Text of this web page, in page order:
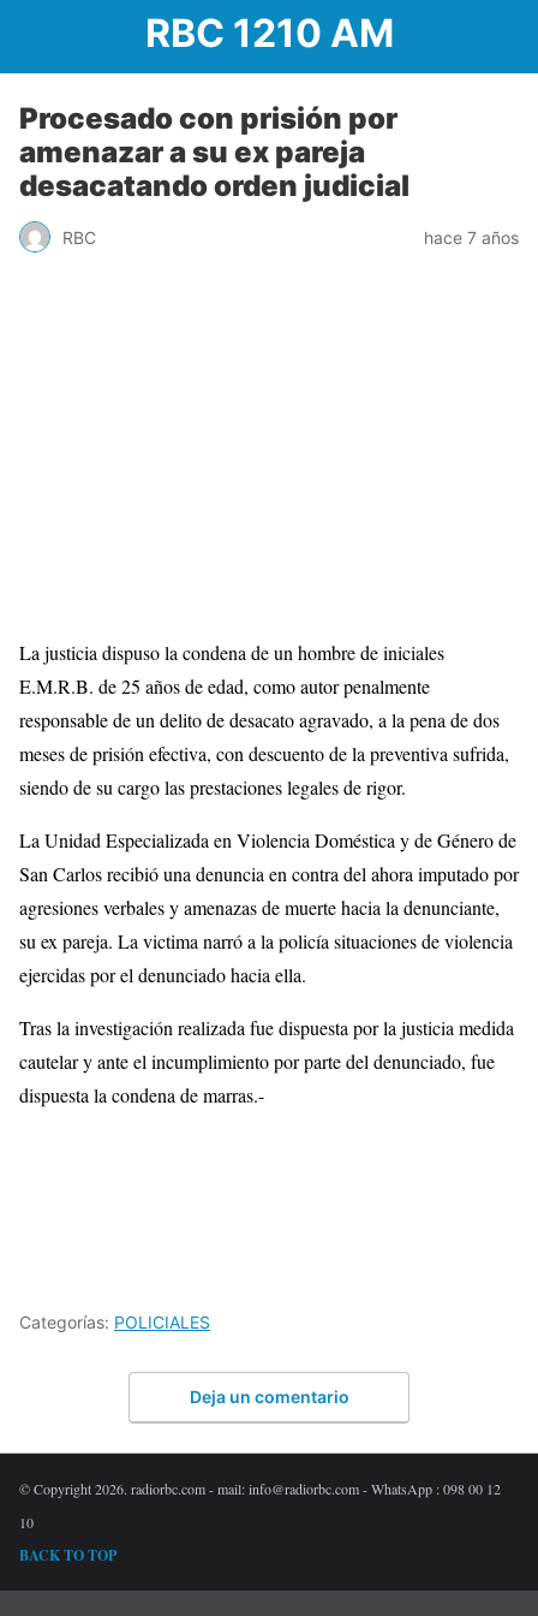
RBC 1210 AM
Procesado con prisión por
amenazar a su ex pareja
desacatando orden judicial
RBC hace 7 años
La justicia dispuso la condena de un hombre de iniciales
E.M.R.B. de 25 años de edad, como autor penalmente
responsable de un delito de desacato agravado, a la pena de dos
meses de prisión efectiva, con descuento de la preventiva sufrida,
siendo de su cargo las prestaciones legales de rigor.
La Unidad Especializada en Violencia Doméstica y de Género de
San Carlos recibió una denuncia en contra del ahora imputado por
agresiones verbales y amenazas de muerte hacia la denunciante,
su ex pareja. La victima narró a la policía situaciones de violencia
ejercidas por el denunciado hacia ella.
Tras la investigación realizada fue dispuesta por la justicia medida
cautelar y ante el incumplimiento por parte del denunciado, fue
dispuesta la condena de marras.-
Categorías: POLICIALES
Deja un comentario
© Copyright 2026. radiorbc.com - mail: info@radiorbc.com - WhatsApp : 098 00 12
10
BACK TO TOP